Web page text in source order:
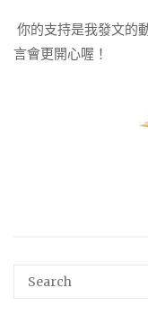
你的支持是我發文的
言會更開心喔！